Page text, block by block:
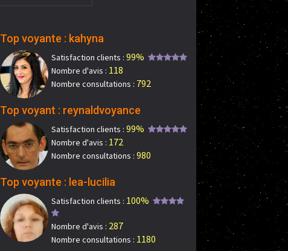
Top voyante : kahyna
Satisfaction clients : 99%
Nombre d'avis : 118
Nombre consultations : 792
Top voyant : reynaldvoyance
Satisfaction clients : 99%
Nombre d'avis : 172
Nombre consultations : 980
Top voyante : lea-lucilia
Satisfaction clients : 100%
Nombre d'avis : 287
Nombre consultations : 1180